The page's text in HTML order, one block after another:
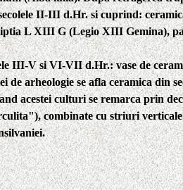
II-III d.Hr. si cuprind:
L XIII G (Legio XIII Gemina),
III-V si VI-VII d.Hr.: vase de
arheologie se afla ceramica din
acestei culturi se remarca prin
combinate cu striuri